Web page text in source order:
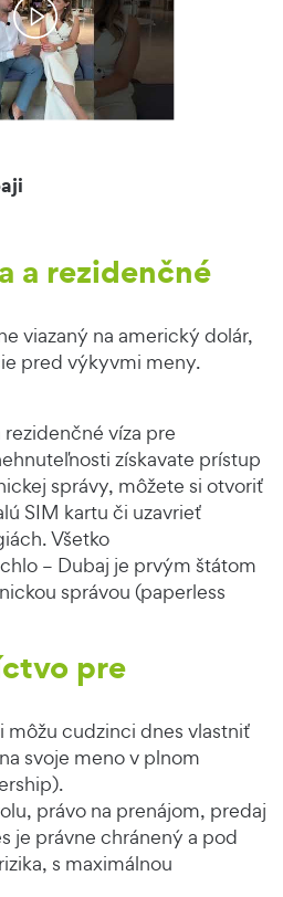
a rezidenčné
viazaný na americký dolár,
pred výkyvmi meny.
víza pre
získavate prístup
správy, môžete si otvoriť
SIM kartu či uzavrieť
Všetko
– Dubaj je prvým štátom
správou (paperless
pre
môžu cudzinci dnes vlastniť
svoje meno v plnom
právo na prenájom, predaj
je právne chránený a pod
s maximálnou